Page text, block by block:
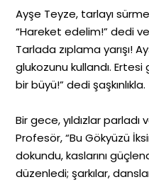
Ayşe Teyze, tarlayı
“Hareket edelim!” dedi
Tarlada zıplama yarışı!
glukozunu kullandı. Ertesi
bir büyü!” dedi şaşkınlıkla.
Bir gece, yıldızlar parladı
Profesör, “Bu Gökyüzü
dokundu, kaslarını
düzenledi; şarkılar,